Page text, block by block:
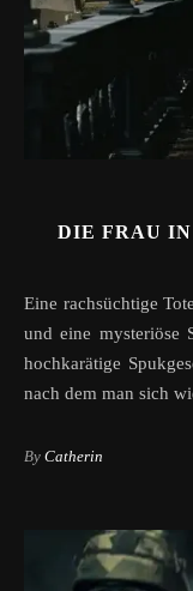
DIE FRAU IN
Eine rachsüchtige Tote, ein einsames Herrenhaus im Marschland
und eine mysteriöse
hochkarätige
nach dem man sich
By Catherin